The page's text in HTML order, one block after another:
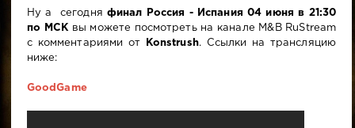
Ну а сегодняфинал Россия - Испания 04 июня в 21:30
по МСКвы можете посмотреть на канале M&B RuStream
с комментариями от
Konstrush. Ссылки на трансляцию
ниже:
GoodGame